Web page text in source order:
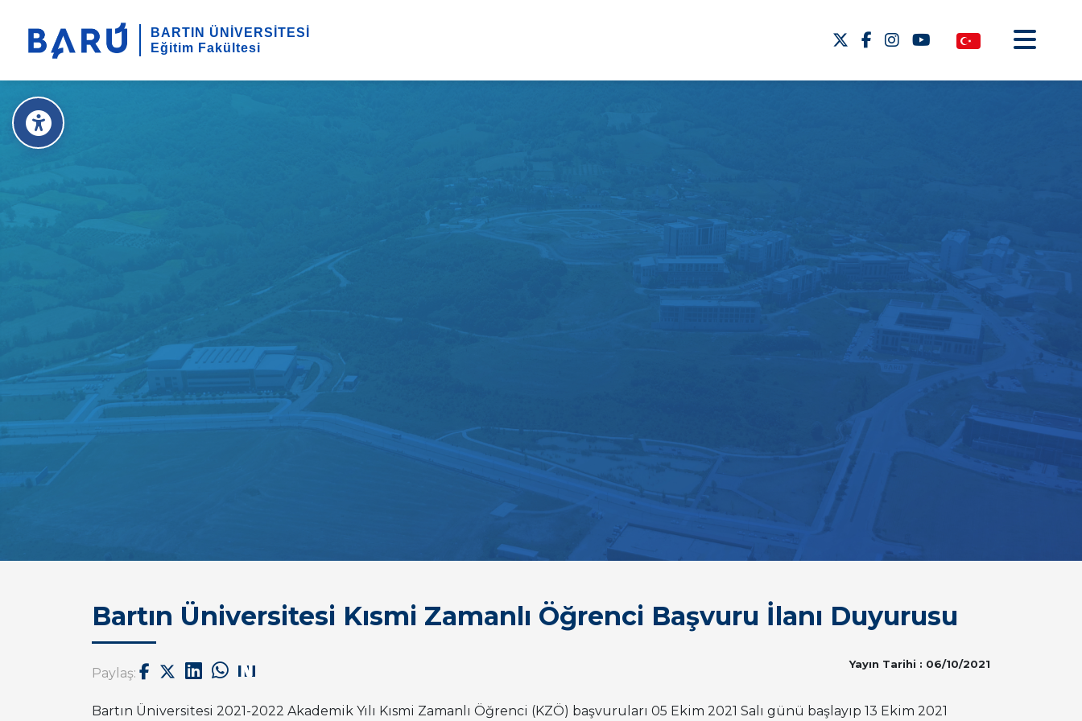
BARTIN ÜNİVERSİTESİ
Eğitim Fakültesi
Bartın Üniversitesi Kısmi Zamanlı Öğrenci Başvuru İlanı Duyurusu
Paylaş:
Yayın Tarihi : 06/10/2021
Bartın Üniversitesi 2021-2022 Akademik Yılı Kısmi Zamanlı Öğrenci (KZÖ) başvuruları 05 Ekim 2021 Salı günü başlayıp 13 Ekim 2021